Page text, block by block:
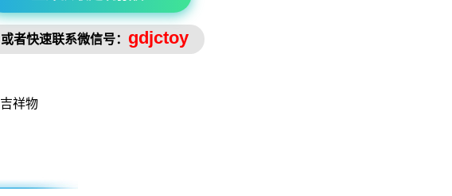
或者快速联系微信号： gdjctoy
吉祥物